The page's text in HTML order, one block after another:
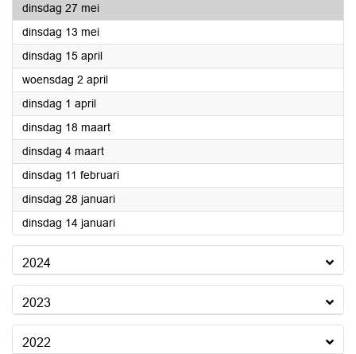
dinsdag 27 mei2025
dinsdag 13 mei2025
dinsdag 15 april2025
woensdag 2 april2025
dinsdag 1 april2025
dinsdag 18 maart2025
dinsdag 4 maart2025
dinsdag 11 februari2025
dinsdag 28 januari2025
dinsdag 14 januari2025
2024
2023
2022